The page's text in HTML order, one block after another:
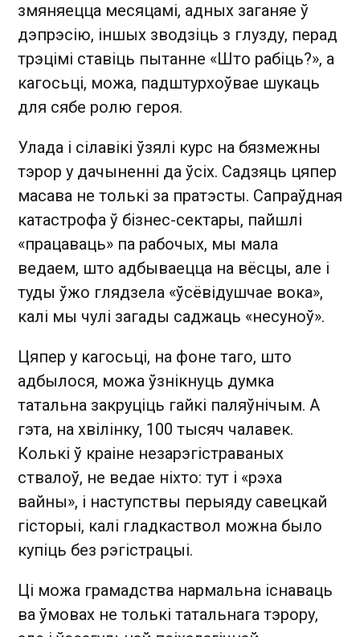
змяняецца месяцамі, адных заганяе ў
дэпрэсію, іншых зводзіць з глузду, перад
трэцімі ставіць пытанне «Што рабіць?», а
кагосьці, можа, падштурхоўвае шукаць
для сябе ролю героя.
Улада і сілавікі ўзялі курс на бязмежны
тэрор у дачыненні да ўсіх. Садзяць цяпер
масава не толькі за пратэсты. Сапраўдная
катастрофа ў бізнес-сектары, пайшлі
«працаваць» па рабочых, мы мала
ведаем, што адбываецца на вёсцы, але і
туды ўжо глядзела «ўсёвідушчае вока»,
калі мы чулі загады саджаць «несуноў».
Цяпер у кагосьці, на фоне таго, што
адбылося, можа ўзнікнуць думка
татальна закруціць гайкі паляўнічым. А
гэта, на хвілінку, 100 тысяч чалавек.
Колькі ў краіне незарэгістраваных
ствалоў, не ведае ніхто: тут і «рэха
вайны», і наступствы перыяду савецкай
гісторыі, калі гладкаствол можна было
купіць без рэгістрацыі.
Ці можа грамадства нармальна існаваць
ва ўмовах не толькі татальнага тэрору,